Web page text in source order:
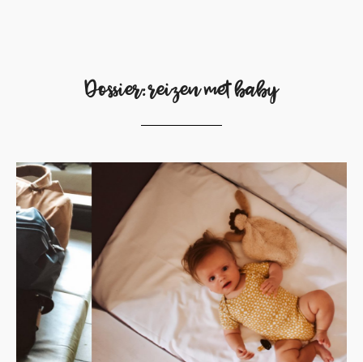
Dossier: reizen met baby